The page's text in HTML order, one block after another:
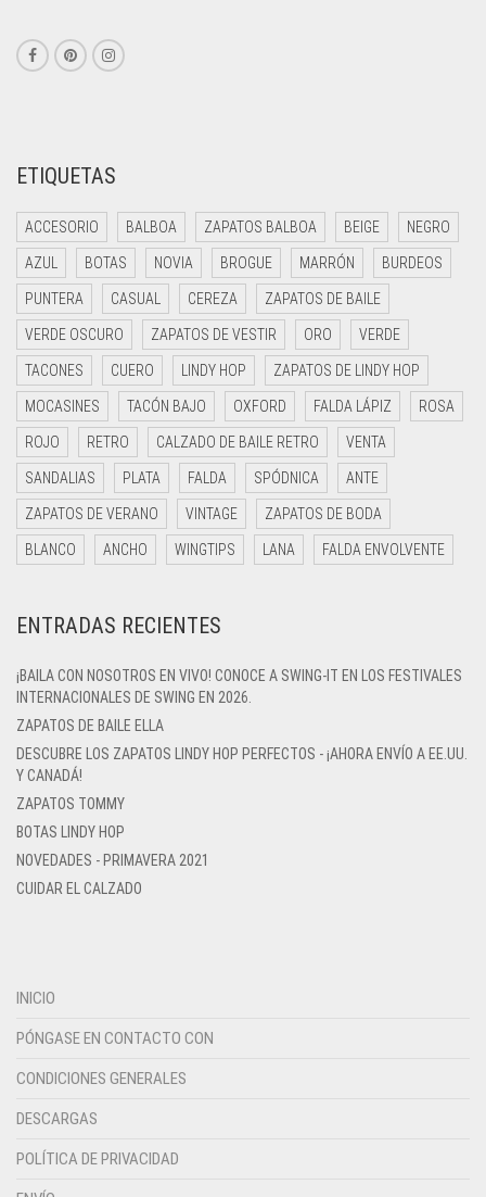
ETIQUETAS
ACCESORIO BALBOA ZAPATOS BALBOA BEIGE NEGRO
AZUL BOTAS NOVIA BROGUE MARRÓN BURDEOS
PUNTERA CASUAL CEREZA ZAPATOS DE BAILE
VERDE OSCURO ZAPATOS DE VESTIR ORO VERDE
TACONES CUERO LINDY HOP ZAPATOS DE LINDY HOP
MOCASINES TACÓN BAJO OXFORD FALDA LÁPIZ ROSA
ROJO RETRO CALZADO DE BAILE RETRO VENTA
SANDALIAS PLATA FALDA SPÓDNICA ANTE
ZAPATOS DE VERANO VINTAGE ZAPATOS DE BODA
BLANCO ANCHO WINGTIPS LANA FALDA ENVOLVENTE
ENTRADAS RECIENTES
¡BAILA CON NOSOTROS EN VIVO! CONOCE A SWING-IT EN LOS FESTIVALES
INTERNACIONALES DE SWING EN 2026.
ZAPATOS DE BAILE ELLA
DESCUBRE LOS ZAPATOS LINDY HOP PERFECTOS - ¡AHORA ENVÍO A EE.UU.
Y CANADÁ!
ZAPATOS TOMMY
BOTAS LINDY HOP
NOVEDADES - PRIMAVERA 2021
CUIDAR EL CALZADO
INICIO
PÓNGASE EN CONTACTO CON
CONDICIONES GENERALES
DESCARGAS
POLÍTICA DE PRIVACIDAD